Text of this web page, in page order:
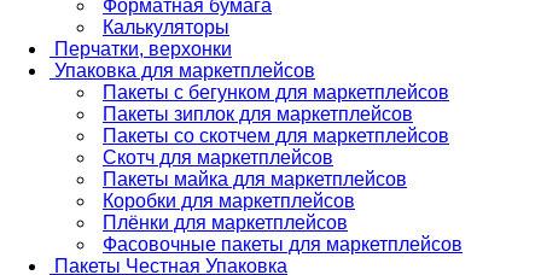
Форматная бумага
Калькуляторы
Перчатки, верхонки
Упаковка для маркетплейсов
Пакеты с бегунком для маркетплейсов
Пакеты зиплок для маркетплейсов
Пакеты со скотчем для маркетплейсов
Скотч для маркетплейсов
Пакеты майка для маркетплейсов
Коробки для маркетплейсов
Плёнки для маркетплейсов
Фасовочные пакеты для маркетплейсов
Пакеты Честная Упаковка